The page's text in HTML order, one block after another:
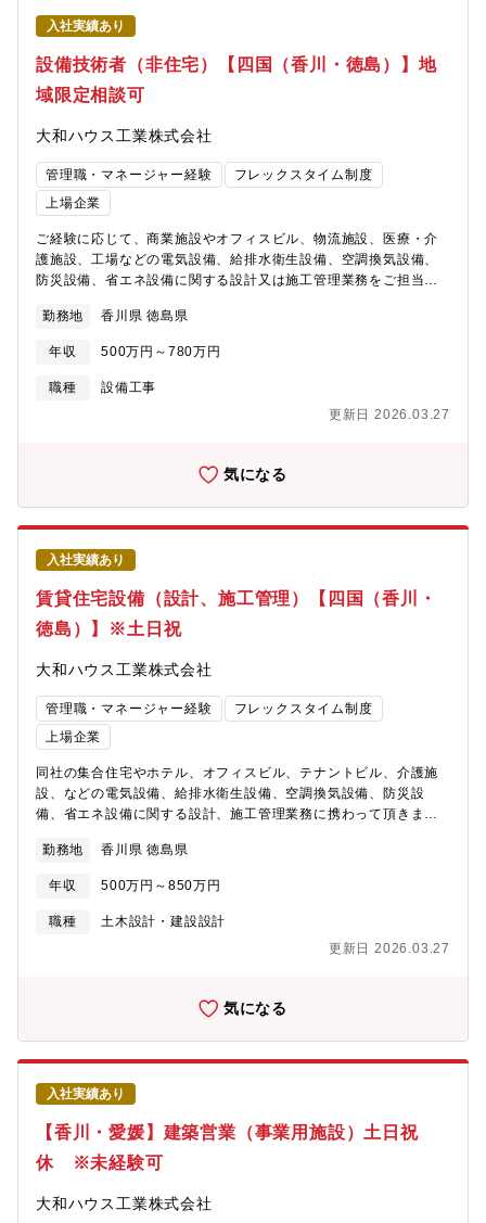
入社実績あり
設備技術者（非住宅）【四国（香川・徳島）】地
域限定相談可
大和ハウス工業株式会社
管理職・マネージャー経験
フレックスタイム制度
上場企業
ご経験に応じて、商業施設やオフィスビル、物流施設、医療・介
護施設、工場などの電気設備、給排水衛生設備、空調換気設備、
防災設備、省エネ設備に関する設計又は施工管理業務をご担当い
畿、中国、四国、九州、沖縄など全国の事業所 （希望考慮しま
す）※地域限定社員の処遇もあります。【全国の事業所】
https://www.daiwahouse.co.jp/officeHP/tohoku/index.asp#section1
さ【技術職の採用ページも是非ご覧ください】
勤務地 香川県 徳島県
年収 500万円～780万円
職種
設備工事
更新日 2026.03.27
気になる
入社実績あり
賃貸住宅設備（設計、施工管理）【四国（香川・
徳島）】※土日祝
大和ハウス工業株式会社
管理職・マネージャー経験
フレックスタイム制度
上場企業
同社の集合住宅やホテル、オフィスビル、テナントビル、介護施
設、などの電気設備、給排水衛生設備、空調換気設備、防災設
備、省エネ設備に関する設計、施工管理業務に携わって頂きま
ります。※全国総合職の場合には北海道、東北、関東、中部、近
畿、中国、四国、九州、沖縄など全国の事業所へ将来的な転勤の
可能性がございます。（※初任地は希望考慮します）【四国の事
業所】
勤務地 香川県 徳島県
年収 500万円～850万円
職種
土木設計・建設設計
更新日 2026.03.27
気になる
入社実績あり
【香川・愛媛】建築営業（事業用施設）土日祝
休 ※未経験可
大和ハウス工業株式会社